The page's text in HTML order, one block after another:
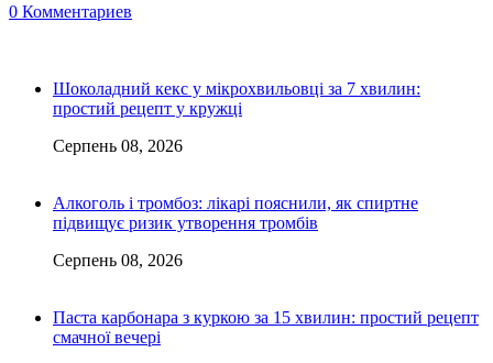
0 Комментариев
Шоколадний кекс у мікрохвильовці за 7 хвилин:
простий рецепт у кружці
Серпень 08, 2026
Алкоголь і тромбоз: лікарі пояснили, як спиртне
підвищує ризик утворення тромбів
Серпень 08, 2026
Паста карбонара з куркою за 15 хвилин: простий рецепт
смачної вечері